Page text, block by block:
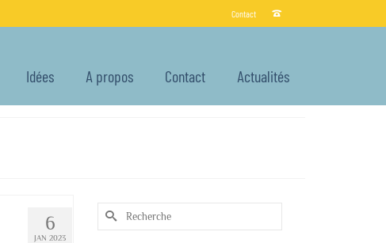
Contact
Idées A propos Contact Actualités
6
JAN 2023
Rechercher :